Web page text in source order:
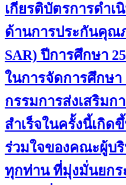
เกียรติบัตรการดำเ
ด้านการประกันคุณ
SAR) ปีการศึกษา
ในการจัดการศึกษ
กรรมการส่งเสริมก
สำเร็จในครั้งนี้เกิด
ร่วมใจของคณะผู้บ
ทุกท่าน ที่มุ่งมั่นยกร